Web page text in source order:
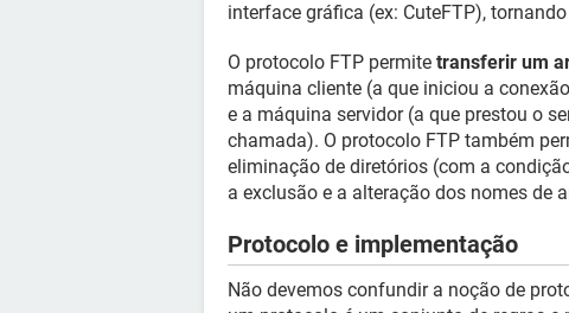
interface gráfica (ex: CuteFTP),
O protocolo FTP permite transferir um
máquina cliente (a que iniciou a
e a máquina servidor (a que prestou o
chamada). O protocolo FTP também
eliminação de diretórios (com a
a exclusão e a alteração dos nomes de
Protocolo e implementação
Não devemos confundir a noção de